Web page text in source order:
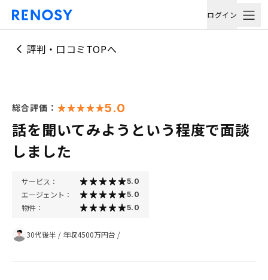
ログイン
評判・口コミTOPへ
総合評価： 5.0
話を聞いてみようという程度で面談
しました
サービス： 5.0
エージェント： 5.0
物件： 5.0
30代後半 / 年収4500万円台 /